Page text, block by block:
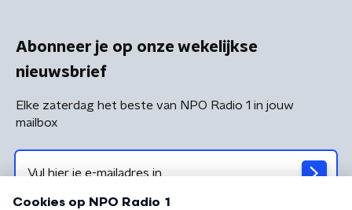
Abonneer je op onze wekelijkse
nieuwsbrief
Elke zaterdag het beste van NPO Radio 1 in jouw
mailbox